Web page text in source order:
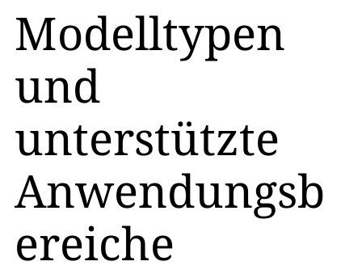
Modelltypen
und
unterstützte
Anwendungsb
ereiche